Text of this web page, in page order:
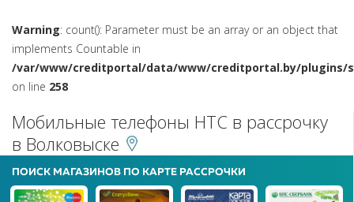
Warning: count(): Parameter must be an array or an object that
implements Countable in
/var/www/creditportal/data/www/creditportal.by/plugins/
on line 258
Мобильные телефоны HTC в рассрочку
в Волковыске
ПОИСК МАГАЗИНОВ ПО КАРТЕ РАССРОЧКИ